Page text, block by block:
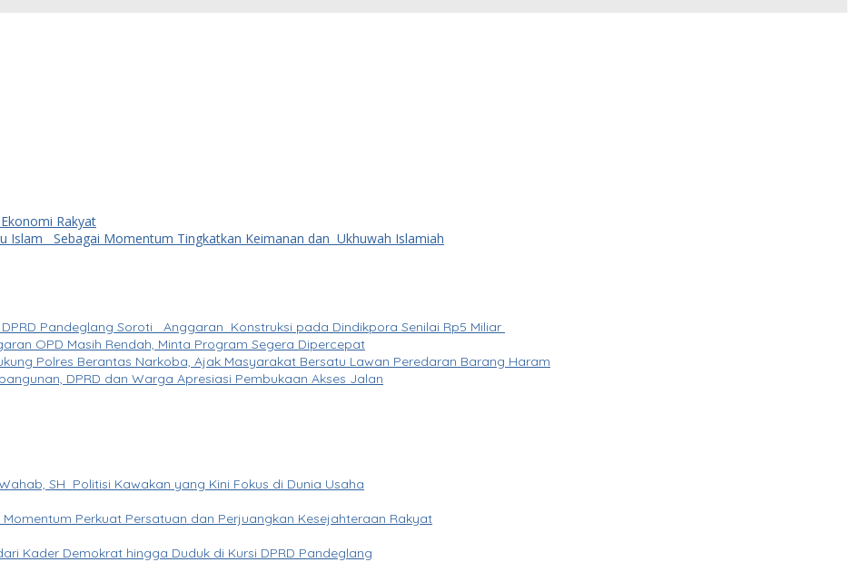
Rakyat
Islam Sebagai Momentum Tingkatkan Keimanan dan Ukhuwah Islamiah
Pandeglang Soroti Anggaran Konstruksi pada Dindikpora Senilai Rp5 Miliar
OPD Masih Rendah, Minta Program Segera Dipercepat
Polres Berantas Narkoba, Ajak Masyarakat Bersatu Lawan Peredaran Barang Haram
DPRD dan Warga Apresiasi Pembukaan Akses Jalan
SH Politisi Kawakan yang Kini Fokus di Dunia Usaha
Momentum Perkuat Persatuan dan Perjuangkan Kesejahteraan Rakyat
Kader Demokrat hingga Duduk di Kursi DPRD Pandeglang